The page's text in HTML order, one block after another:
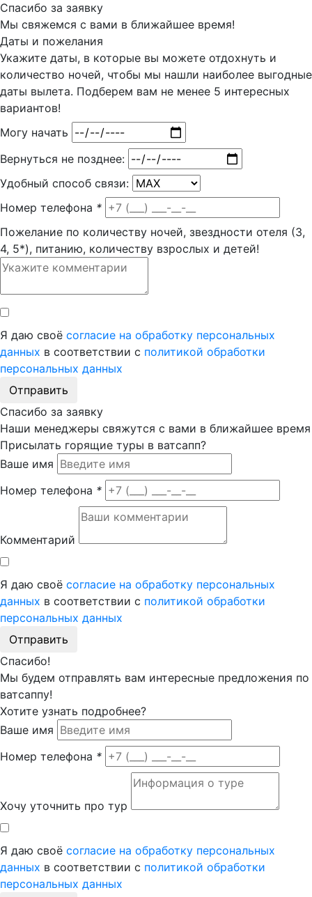
Спасибо за заявку
Мы свяжемся с вами в ближайшее время!
Даты и пожелания
Укажите даты, в которые вы можете отдохнуть и
количество ночей, чтобы мы нашли наиболее выгодные
даты вылета. Подберем вам не менее 5 интересных
вариантов!
Могу начать
Вернуться не позднее:
Удобный способ связи:
Номер телефона *
Пожелание по количеству ночей, звездности отеля (3,
4, 5*), питанию, количеству взрослых и детей!
Я даю своё согласие на обработку персональных
данных в соответствии с политикой обработки
персональных данных
Отправить
Спасибо за заявку
Наши менеджеры свяжутся с вами в ближайшее время
Присылать горящие туры в ватсапп?
Ваше имя
Номер телефона *
Комментарий
Я даю своё согласие на обработку персональных
данных в соответствии с политикой обработки
персональных данных
Отправить
Спасибо!
Мы будем отправлять вам интересные предложения по
ватсаппу!
Хотите узнать подробнее?
Ваше имя
Номер телефона *
Хочу уточнить про тур
Я даю своё согласие на обработку персональных
данных в соответствии с политикой обработки
персональных данных